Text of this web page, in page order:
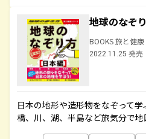
地球のな
BOOKS 旅と健康
2022.11.25 発売
日本の地形や造形物をなぞって
橋、川、湖、半島など旅気分で